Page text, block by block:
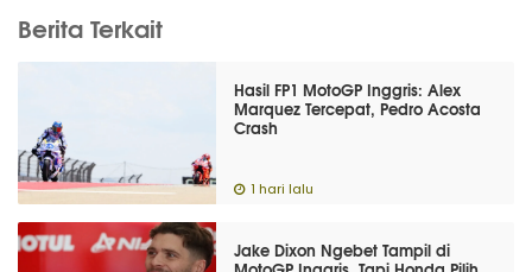
Berita Terkait
Hasil FP1 MotoGP Inggris: Alex
Marquez Tercepat, Pedro Acosta
Crash
1 hari lalu
Jake Dixon Ngebet Tampil di